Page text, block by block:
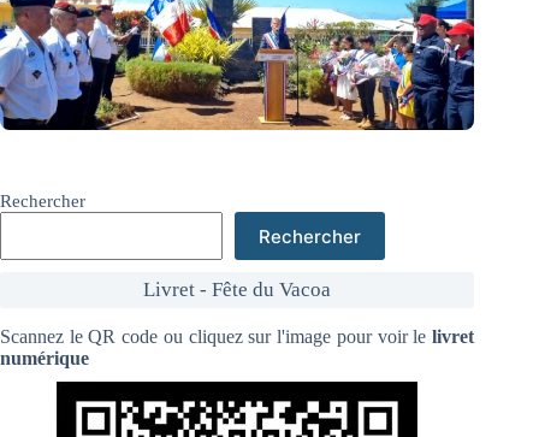
Rechercher
Rechercher
Livret - Fête du Vacoa
Scannez le QR code ou cliquez sur l'image pour voir lelivret
numérique